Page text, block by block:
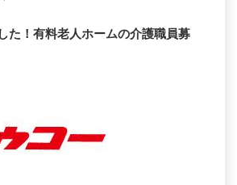
た！有料老人ホームの介護職員募